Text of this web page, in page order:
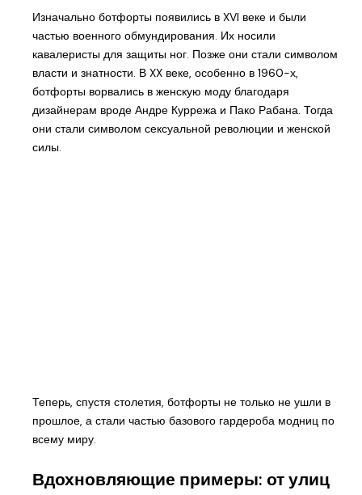
Изначально ботфорты появились в XVI веке и были
частью военного обмундирования. Их носили
кавалеристы для защиты ног. Позже они стали символом
власти и знатности. В XX веке, особенно в 1960-х,
ботфорты ворвались в женскую моду благодаря
дизайнерам вроде Андре Куррежа и Пако Рабана. Тогда
они стали символом сексуальной революции и женской
силы.
Теперь, спустя столетия, ботфорты не только не ушли в
прошлое, а стали частью базового гардероба модниц по
всему миру.
Вдохновляющие примеры: от улиц